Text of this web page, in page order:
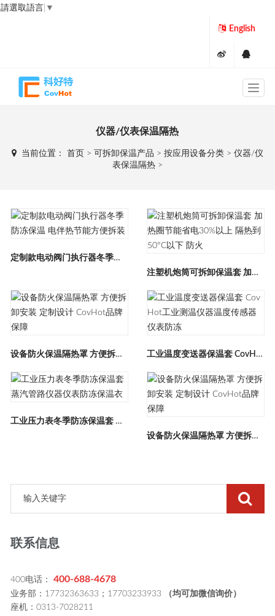
請選取語言 ▼
English
仪器/仪表保温隔热
当前位置： 首页 > 可拆卸保温产品 > 按应用设备分类> 仪器/仪
表保温隔热>
定制款电动阀门执行器冬季防冻保温 电伴热节能方便拆装
注塑机炮筒可拆卸保温套 加热圈节能省电30%以上 隔热到50°C以下 防火
设备防火保温隔热罩 方便拆卸安装 定制设计 CovHot品牌保障 工业温度变送器保温套 CovHot工业测温仪器温度传感器仪表防冻
工业压力表冬季防冻保温套 蒸汽管路仪器仪表防冻保温衣
设备防火保温隔热罩 方便拆卸安装 定制设计 CovHot品牌保障
联系信息
400电话： 400-688-4678
业务部：17732363633；17703233933
（均可加微信询价）
座机：0313-7028211